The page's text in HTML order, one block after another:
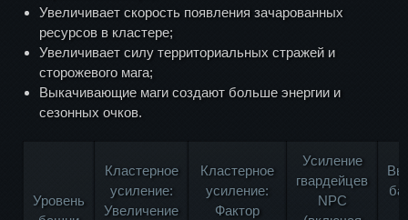
Увеличивает скорость появления зачарованных
ресурсов в кластере;
Увеличивает силу территориальных стражей и
сторожевого мага;
Выкачивающие маги создают больше энергии и
сезонных очков.
Уровень
Кластерное
усиление:
Увеличение
Кластерное
усиление:
Фактор
Усиление
гвардейцев
NPC